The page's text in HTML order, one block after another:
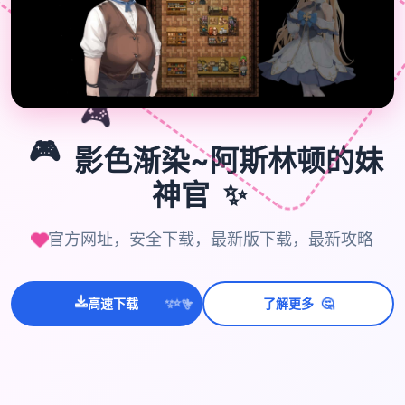
🎮
🎮 影色渐染~阿斯林顿的妹
神官 ✨
官方网址，安全下载，最新版下载，最新攻略
高速下载 ✨
⭐💫 了解更多 🤔